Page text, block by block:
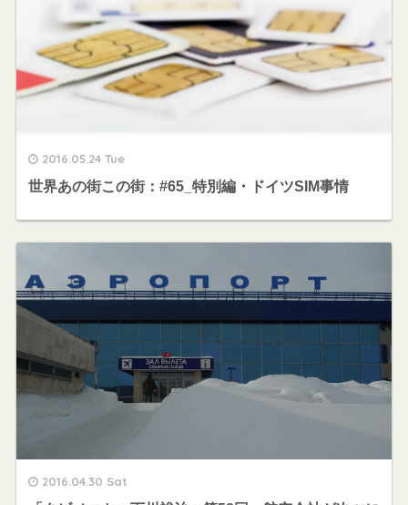
2016.05.24 Tue
世界あの街この街：#65_特別編・ドイツSIM事情
2016.04.30 Sat